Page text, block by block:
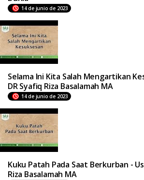
14 de junio de 2023
Selama Ini Kita Salah Mengartikan
DR Syafiq Riza Basalamah MA
14 de junio de 2023
Kuku Patah Pada Saat Berkurban -
Riza Basalamah MA